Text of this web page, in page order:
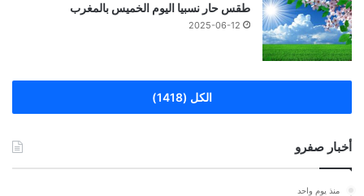
طقس حار نسبيا اليوم الخميس بالمغرب
2025-06-12
الكل (1418)
أخبار صفرو
منذ يوم واحد